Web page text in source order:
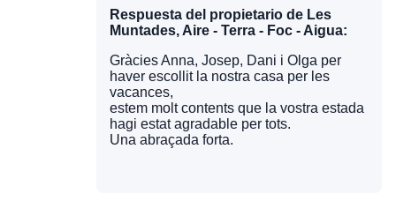
Respuesta del propietario de Les
Muntades, Aire - Terra - Foc - Aigua:
Gràcies Anna, Josep, Dani i Olga per
haver escollit la nostra casa per les
vacances,
estem molt contents que la vostra estada
hagi estat agradable per tots.
Una abraçada forta.